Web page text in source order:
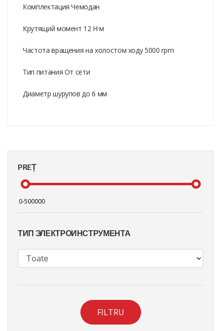
PREȚ
ТИП ЭЛЕКТРОИНСТРУМЕНТА
FILTRU
Комплектация Чемодан
Крутящий момент 12 Н·м
Частота вращения на холостом ходу 5000 rpm
Тип питания От сети
Диаметр шурупов до 6 мм